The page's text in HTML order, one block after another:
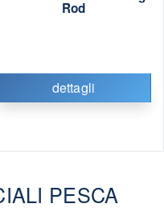
Rod
dettagli
PESCA